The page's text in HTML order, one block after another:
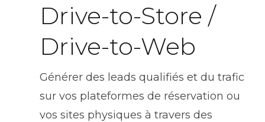
Drive-to-Store /
Drive-to-Web
Générer des leads qualifiés et du trafic
sur vos plateformes de réservation ou
vos sites physiques à travers des